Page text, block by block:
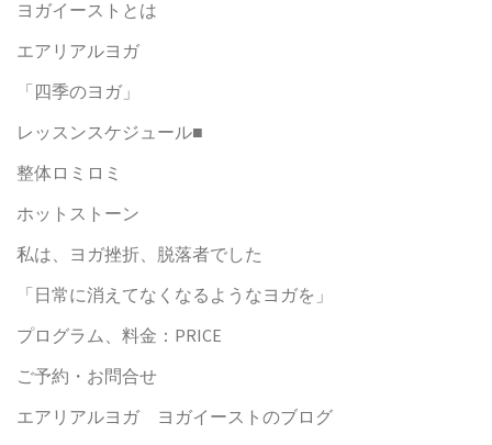
ヨガイーストとは
エアリアルヨガ
「四季のヨガ」
レッスンスケジュール■
整体ロミロミ
ホットストーン
私は、ヨガ挫折、脱落者でした
「日常に消えてなくなるようなヨガを」
プログラム、料金：PRICE
ご予約・お問合せ
エアリアルヨガ ヨガイーストのブログ